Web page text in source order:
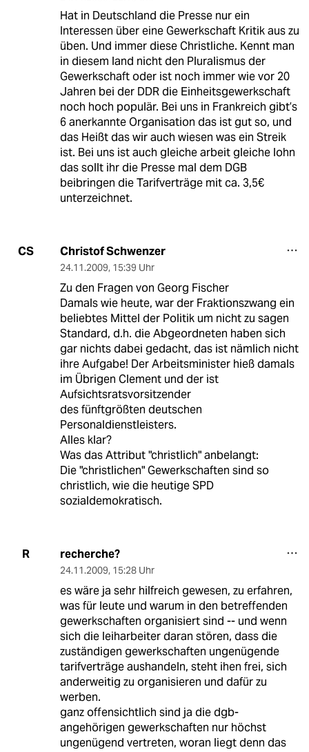
Hat in Deutschland die Presse nur ein
Interessen über eine Gewerkschaft Kritik aus zu
üben. Und immer diese Christliche. Kennt man
in diesem land nicht den Pluralismus der
Gewerkschaft oder ist noch immer wie vor 20
Jahren bei der DDR die Einheitsgewerkschaft
noch hoch populär. Bei uns in Frankreich gibt’s
6 anerkannte Organisation das ist gut so, und
das Heißt das wir auch wiesen was ein Streik
ist. Bei uns ist auch gleiche arbeit gleiche lohn
das sollt ihr die Presse mal dem DGB
beibringen die Tarifverträge mit ca. 3,5€
unterzeichnet.
CS Christof Schwenzer
24.11.2009, 15:39 Uhr
Zu den Fragen von Georg Fischer
Damals wie heute, war der Fraktionszwang ein
beliebtes Mittel der Politik um nicht zu sagen
Standard, d.h. die Abgeordneten haben sich
gar nichts dabei gedacht, das ist nämlich nicht
ihre Aufgabe! Der Arbeitsminister hieß damals
im Übrigen Clement und der ist
Aufsichtsratsvorsitzender
des fünftgrößten deutschen
Personaldienstleisters.
Alles klar?
Was das Attribut "christlich" anbelangt:
Die "christlichen" Gewerkschaften sind so
christlich, wie die heutige SPD
sozialdemokratisch.
R recherche?
24.11.2009, 15:28 Uhr
es wäre ja sehr hilfreich gewesen, zu erfahren,
was für leute und warum in den betreffenden
gewerkschaften organisiert sind -- und wenn
sich die leiharbeiter daran stören, dass die
zuständigen gewerkschaften ungenügende
tarifverträge aushandeln, steht ihen frei, sich
anderweitig zu organisieren und dafür zu
werben.
ganz offensichtlich sind ja die dgb-
angehörigen gewerkschaften nur höchst
ungenügend vertreten, woran liegt denn das